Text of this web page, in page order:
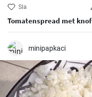
Sla
Tomatenspread met
minipapkaci